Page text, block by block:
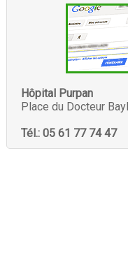
Hôpital Purpan
Place du Docteur
Tél.: 05 61 77 74 47